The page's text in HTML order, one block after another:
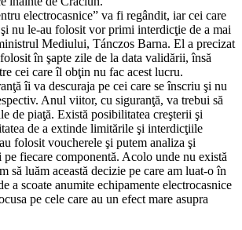
electrocasnice” va fi regândit, iar cei care
nu le-au folosit vor primi interdicţie de a mai
Mediului, Tánczos Barna. El a precizat
în şapte zile de la data validării, însă
cei care îl obţin nu fac acest lucru.
îi va descuraja pe cei care se înscriu şi nu
Anul viitor, cu siguranţă, va trebui să
de piaţă. Există posibilitatea creşterii şi
de a extinde limitările şi interdicţiile
folosit voucherele şi putem analiza şi
fiecare componentă. Acolo unde nu există
să luăm această decizie pe care am luat-o în
a scoate anumite echipamente electrocasnice
pe cele care au un efect mare asupra